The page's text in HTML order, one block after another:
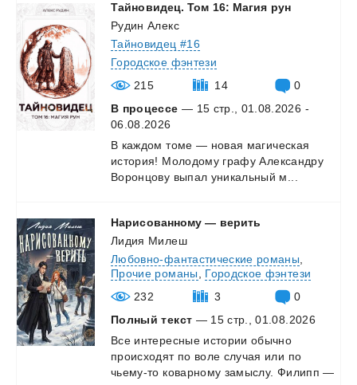
Тайновидец. Том 16: Магия рун
Рудин Алекс
Тайновидец #16
Городское фэнтези
215
14
0
В процессе — 15 стр., 01.08.2026 -
06.08.2026
В каждом томе — новая магическая
история! Молодому графу Александру
Воронцову выпал уникальный м...
Нарисованному — верить
Лидия Милеш
Любовно-фантастические романы
Прочие романы
Городское фэнтези
232
3
0
Полный текст — 15 стр., 01.08.2026
Все интересные истории обычно
происходят по воле случая или по
чьему-то коварному замыслу. Филипп —